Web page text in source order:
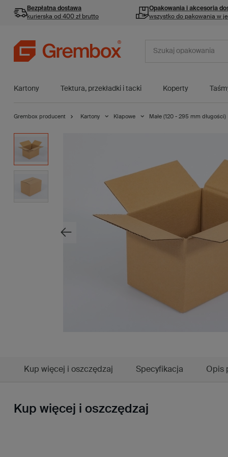
Bezpłatna dostawa
kurierska od 400 zł brutto
Opakowania i akcesoria
wszystko do pakowania w
Kartony Tektura, przekładki i tacki Koperty
Grembox producent Kartony Klapowe Małe (120 - 295 mm długości)
Kup więcej i oszczędzaj Specyfikacja Opis
Kup więcej i oszczędzaj